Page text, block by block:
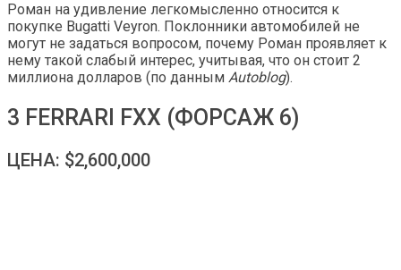
Роман на удивление легкомысленно относится к
покупке Bugatti Veyron. Поклонники автомобилей не
могут не задаться вопросом, почему Роман проявляет к
нему такой слабый интерес, учитывая, что он стоит 2
миллиона долларов (по данным Autoblog).
3 FERRARI FXX (ФОРСАЖ 6)
ЦЕНА: $2,600,000